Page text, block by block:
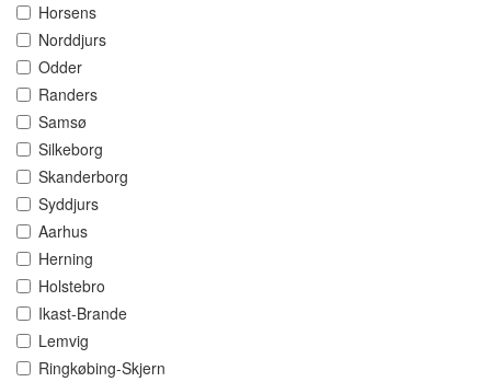
Horsens
Norddjurs
Odder
Randers
Samsø
Silkeborg
Skanderborg
Syddjurs
Aarhus
Herning
Holstebro
Ikast-Brande
Lemvig
Ringkøbing-Skjern